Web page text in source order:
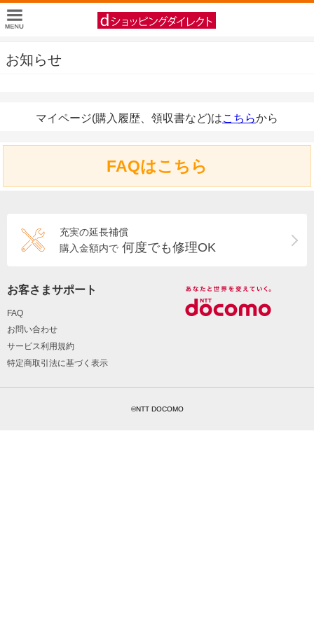
お知らせ
マイページ(購入履歴、領収書など)はこちらから
FAQはこちら
充実の延長補償
購入金額内で 何度でも修理OK
お客さまサポート
FAQ
お問い合わせ
サービス利用規約
特定商取引法に基づく表示
©NTT DOCOMO